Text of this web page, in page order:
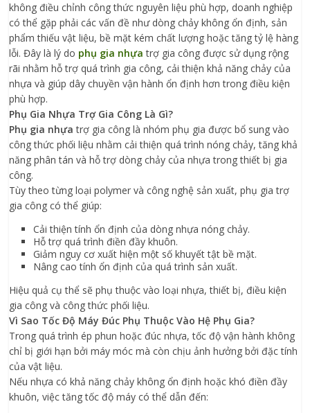
không điều chỉnh công thức nguyên liệu phù hợp, doanh nghiệp
có thể gặp phải các vấn đề như dòng chảy không ổn định, sản
phẩm thiếu vật liệu, bề mặt kém chất lượng hoặc tăng tỷ lệ hàng
lỗi. Đây là lý do phụ gia nhựa trợ gia công được sử dụng rộng
rãi nhằm hỗ trợ quá trình gia công, cải thiện khả năng chảy của
nhựa và giúp dây chuyền vận hành ổn định hơn trong điều kiện
phù hợp.
Phụ Gia Nhựa Trợ Gia Công Là Gì?
Phụ gia nhựa trợ gia công là nhóm phụ gia được bổ sung vào
công thức phối liệu nhằm cải thiện quá trình nóng chảy, tăng khả
năng phân tán và hỗ trợ dòng chảy của nhựa trong thiết bị gia
công.
Tùy theo từng loại polymer và công nghệ sản xuất, phụ gia trợ
gia công có thể giúp:
Cải thiện tính ổn định của dòng nhựa nóng chảy.
Hỗ trợ quá trình điền đầy khuôn.
Giảm nguy cơ xuất hiện một số khuyết tật bề mặt.
Nâng cao tính ổn định của quá trình sản xuất.
Hiệu quả cụ thể sẽ phụ thuộc vào loại nhựa, thiết bị, điều kiện
gia công và công thức phối liệu.
Vì Sao Tốc Độ Máy Đúc Phụ Thuộc Vào Hệ Phụ Gia?
Trong quá trình ép phun hoặc đúc nhựa, tốc độ vận hành không
chỉ bị giới hạn bởi máy móc mà còn chịu ảnh hưởng bởi đặc tính
của vật liệu.
Nếu nhựa có khả năng chảy không ổn định hoặc khó điền đầy
khuôn, việc tăng tốc độ máy có thể dẫn đến: